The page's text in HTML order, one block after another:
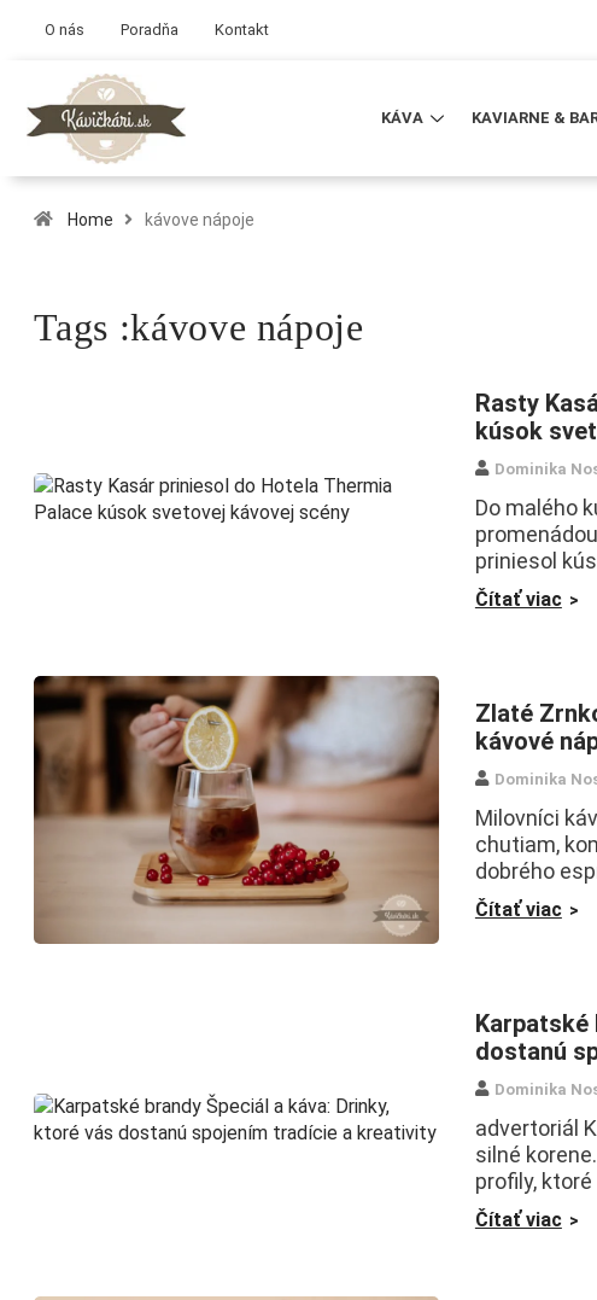
O nás Poradňa Kontakt
KÁVA KAVIARNE &
Home kávove nápoje
Tags :kávove nápoje
Rasty
kúsok
Dominika
Do malého
priniesol
Čítať viac
Zlaté
kávové
Dominika
Milovníci
chutiam,
dobrého
Čítať viac
Karpatské
dostanú
Dominika
advertoriál
silné
profily,
Čítať viac